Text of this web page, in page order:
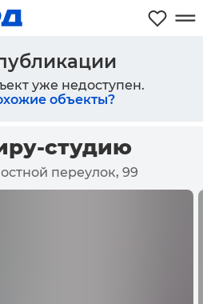
уже недоступен.
объекты?
студию
переулок, 99